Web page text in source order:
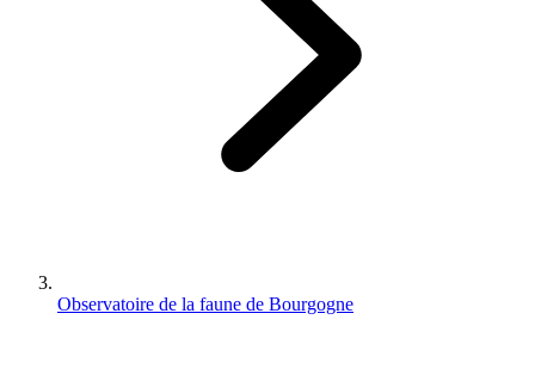
Observatoire de la faune de Bourgogne